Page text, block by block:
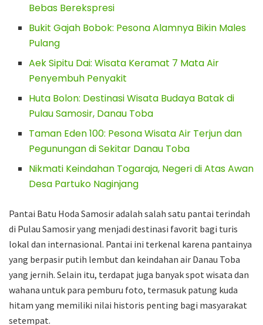
Bebas Berekspresi
Bukit Gajah Bobok: Pesona Alamnya Bikin Males
Pulang
Aek Sipitu Dai: Wisata Keramat 7 Mata Air
Penyembuh Penyakit
Huta Bolon: Destinasi Wisata Budaya Batak di
Pulau Samosir, Danau Toba
Taman Eden 100: Pesona Wisata Air Terjun dan
Pegunungan di Sekitar Danau Toba
Nikmati Keindahan Togaraja, Negeri di Atas Awan
Desa Partuko Naginjang
Pantai Batu Hoda Samosir adalah salah satu pantai terindah
di Pulau Samosir yang menjadi destinasi favorit bagi turis
lokal dan internasional. Pantai ini terkenal karena pantainya
yang berpasir putih lembut dan keindahan air Danau Toba
yang jernih. Selain itu, terdapat juga banyak spot wisata dan
wahana untuk para pemburu foto, termasuk patung kuda
hitam yang memiliki nilai historis penting bagi masyarakat
setempat.